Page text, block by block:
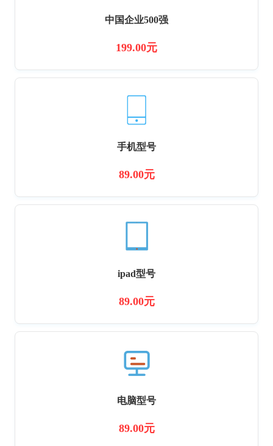
中国企业500强
199.00元
手机型号
89.00元
ipad型号
89.00元
电脑型号
89.00元